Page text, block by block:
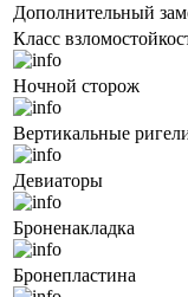
Дополнительный
Класс
Ночной сторож
Вертикальные
Девиаторы
Броненакладка
Бронепластина